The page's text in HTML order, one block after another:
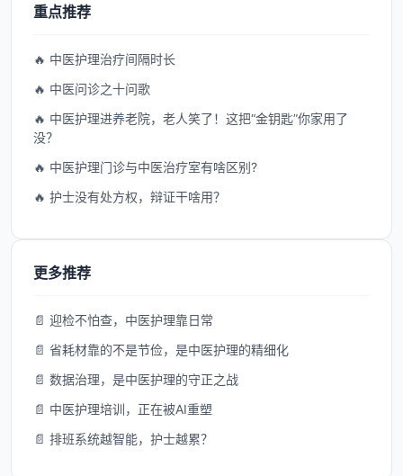
重点推荐
🔥 中医护理治疗间隔时长
🔥 中医问诊之十问歌
🔥 中医护理进养老院，老人笑了！这把“金钥匙”你家用了
没？
🔥 中医护理门诊与中医治疗室有啥区别?
🔥 护士没有处方权，辩证干啥用？
更多推荐
📄 迎检不怕查，中医护理靠日常
📄 省耗材靠的不是节俭，是中医护理的精细化
📄 数据治理，是中医护理的守正之战
📄 中医护理培训，正在被AI重塑
📄 排班系统越智能，护士越累？